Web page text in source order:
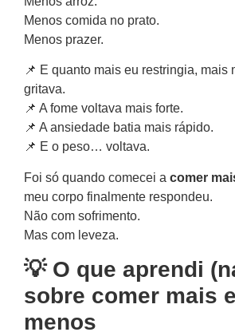
Menos comida no prato.
Menos prazer.
📌 E quanto mais eu restringia, mais
gritava.
📌 A fome voltava mais forte.
📌 A ansiedade batia mais rápido.
📌 E o peso… voltava.
Foi só quando comecei a comer
meu corpo finalmente respondeu.
Não com sofrimento.
Mas com leveza.
💡 O que aprendi
sobre comer mais
menos